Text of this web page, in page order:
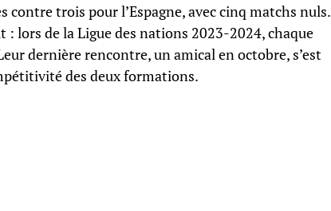
contre trois pour l’Espagne, avec cinq matchs nuls.
: lors de la Ligue des nations 2023-2024, chaque
dernière rencontre, un amical en octobre, s’est
des deux formations.